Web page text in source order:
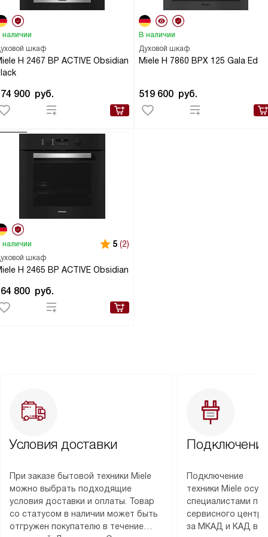
шкаф
H 2467 BP ACTIVE Obsidian
наличии
900 руб.
Духовой шкаф
Miele H 7860 BPX 125 Gala Ed
В наличии
519 600 руб.
шкаф
H 2465 BP ACTIVE Obsidian
наличии 5 (2)
800 руб.
Условия доставки
При заказе бытовой техники Miele
можно выбрать подходящие
условия доставки и оплаты. Товар
со статусом в наличии может быть
отгружен покупателю в течение
Подключение
техники Miele
специалистами
сервисного
за МКАД и КАД